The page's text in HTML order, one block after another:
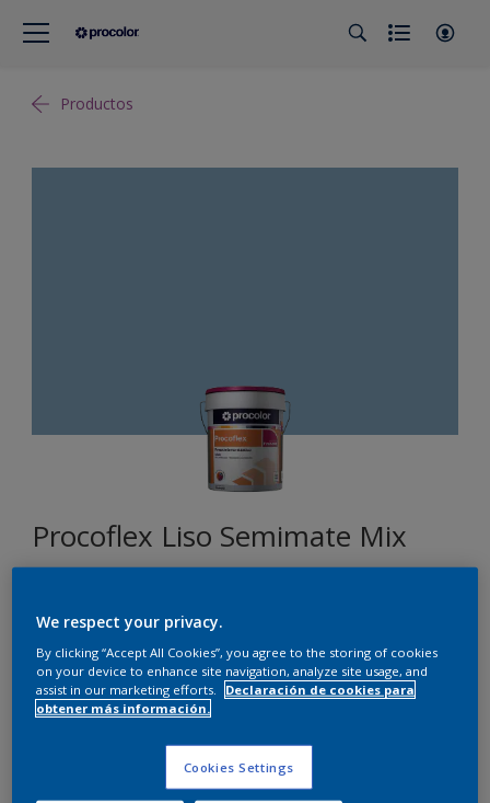
Productos
Procoflex Liso Semimate Mix
Tamaño
Calculadora de pintura
We respect your privacy.
By clicking “Accept All Cookies”, you agree to the storing of cookies
on your device to enhance site navigation, analyze site usage, and
assist in our marketing efforts.
Declaración de cookies para
obtener más información.
Cookies Settings